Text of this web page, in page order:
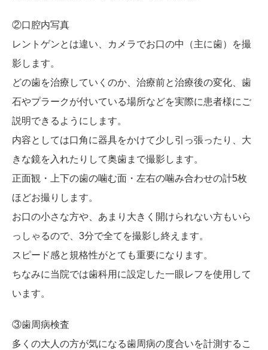
②口腔内写真
レントゲンとは違い、カメラでお口の中（主に歯）を撮
影します。
どの歯を治療していくのか、治療前と治療後の変化、歯
石やプラークが付いている場所などを実際に患者様にご
説明できるようにします。
内容としては口角に器具をかけて少し引っ張ったり、大
きな鏡を入れたりして奥歯まで撮影します。
正面観・上下の歯の噛む面・左右の噛み合わせの計5枚
ほどお撮りします。
お口の小さな方や、あまり大きく開けられない方もいら
っしゃるので、3分で全てを撮影し終えます。
スピード感と規格性がとても重要になります。
ちなみに当院では歯科用に設定した一眼レフを使用して
います。
③歯周病検査
多くの大人の方が気になる歯周病の度合いを計測するこ